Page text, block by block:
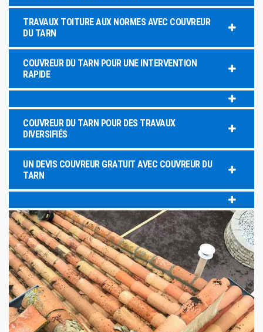
TRAVAUX TOITURE AUX NORMES AVEC COUVREUR
DU TARN
COUVREUR DU TARN POUR UNE INTERVENTION
RAPIDE
COUVREUR DU TARN POUR DES TRAVAUX
DIVERSIFIÉS
UN DEVIS COUVREUR GRATUIT AVEC COUVREUR DU
TARN